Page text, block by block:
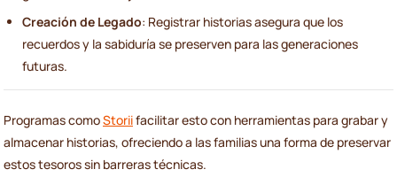
Creación de Legado: Registrar historias asegura que los
recuerdos y la sabiduría se preserven para las generaciones
futuras.
Programas comoStoriifacilitar esto con herramientas para grabar y
almacenar historias, ofreciendo a las familias una forma de preservar
estos tesoros sin barreras técnicas.